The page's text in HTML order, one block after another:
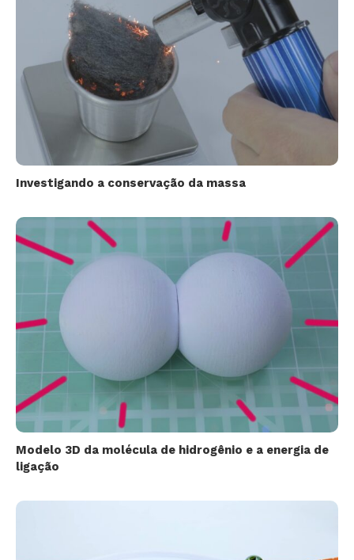
Investigando a conservação da massa
Modelo 3D da molécula de hidrogênio e a energia de
ligação